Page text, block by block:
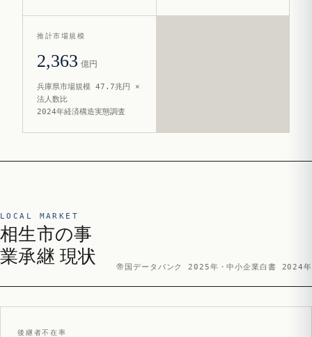
推計市場規模
2,363 億円
兵庫県市場規模 47.7兆円 ×
法人数比
2024年経済構造実態調査
LOCAL MARKET
相生市の事
業承継 現状
帝国データバンク 2025年・中小企業白書 2024年
後継者不在率